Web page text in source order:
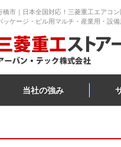
橋市｜日本全国対応！三菱重工エアコン
ッケージ・ビル用マルチ・産業用・設
当社の強み